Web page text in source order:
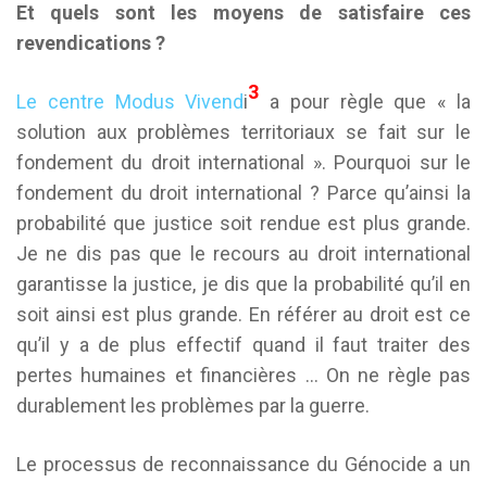
Et quels sont les moyens de satisfaire ces
revendications ?
Le centre Modus Vivendi3 a pour règle que « la
solution aux problèmes territoriaux se fait sur le
fondement du droit international ». Pourquoi sur le
fondement du droit international ? Parce qu’ainsi la
probabilité que justice soit rendue est plus grande.
Je ne dis pas que le recours au droit international
garantisse la justice, je dis que la probabilité qu’il en
soit ainsi est plus grande. En référer au droit est ce
qu’il y a de plus effectif quand il faut traiter des
pertes humaines et financières … On ne règle pas
durablement les problèmes par la guerre.
Le processus de reconnaissance du Génocide a un